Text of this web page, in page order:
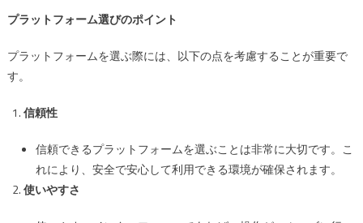
プラットフォーム選びのポイント
プラットフォームを選ぶ際には、以下の点を考慮することが重要で
す。
信頼性
信頼できるプラットフォームを選ぶことは非常に大切です。こ
れにより、安全で安心して利用できる環境が確保されます。
使いやすさ